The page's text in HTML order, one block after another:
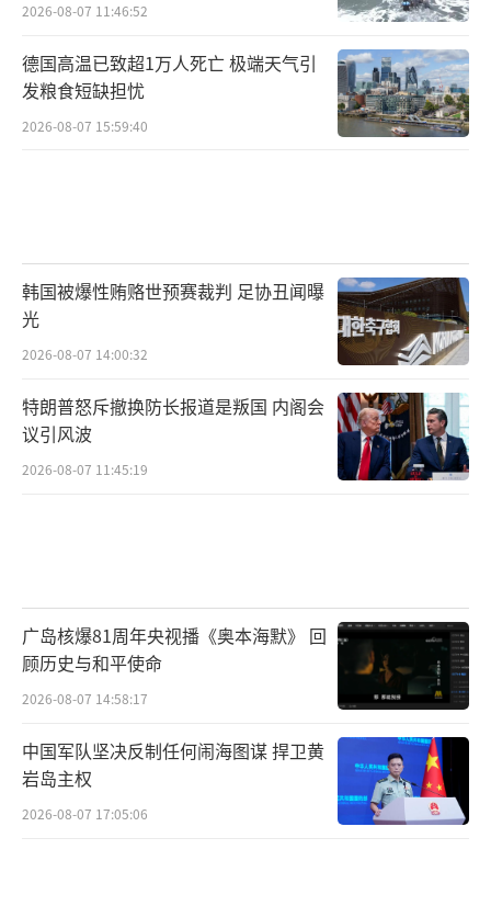
2026-08-07 11:46:52
德国高温已致超1万人死亡 极端天气引
发粮食短缺担忧
2026-08-07 15:59:40
韩国被爆性贿赂世预赛裁判 足协丑闻曝
光
2026-08-07 14:00:32
特朗普怒斥撤换防长报道是叛国 内阁会
议引风波
2026-08-07 11:45:19
广岛核爆81周年央视播《奥本海默》 回
顾历史与和平使命
2026-08-07 14:58:17
中国军队坚决反制任何闹海图谋 捍卫黄
岩岛主权
2026-08-07 17:05:06